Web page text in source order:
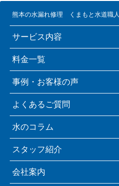
熊本の水漏れ修理 くまもと水道職人
サービス内容
料金一覧
事例・お客様の声
よくあるご質問
水のコラム
スタッフ紹介
会社案内